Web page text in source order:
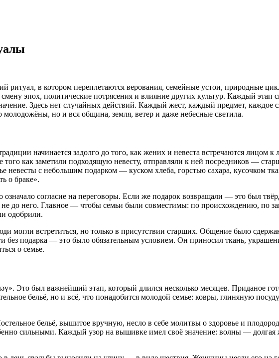
ритуал, в котором переплетаются верования, семейные устои, природные
эпох, политические потрясения и влияние других культур. Каждый
Здесь нет случайных действий. Каждый жест, каждый предмет, каждое
молодожёны, но и вся община, земля, ветер и даже небесные светила.
начинается задолго до того, как жених и невеста встречаются лицом
как заметили подходящую невесту, отправляли к ней посредников —
с небольшим подарком — куском хлеба, горстью сахара, кусочком
о браке».
согласие на переговоры. Если же подарок возвращали — это был
до него. Главное — чтобы семьи были совместимы: по происхождению, по
одобрили.
могли встретиться, но только в присутствии старших. Общение было
без подарка — это было обязательным условием. Он приносил ткань,
о семье.
Это был важнейший этап, который длился несколько месяцев. Приданое
бельё, но и всё, что понадобится молодой семье: ковры, глиняную
бельё, вышитое вручную, несло в себе молитвы о здоровье и
сильными. Каждый узор на вышивке имел своё значение: волны —